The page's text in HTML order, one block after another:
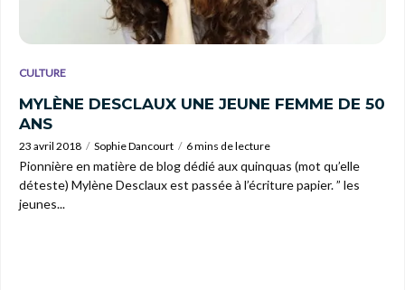
CULTURE
MYLÈNE DESCLAUX UNE JEUNE FEMME DE 50
ANS
23 avril 2018 Sophie Dancourt 6 mins de lecture
Pionnière en matière de blog dédié aux quinquas (mot qu’elle
déteste) Mylène Desclaux est passée à l’écriture papier. ” les
jeunes...